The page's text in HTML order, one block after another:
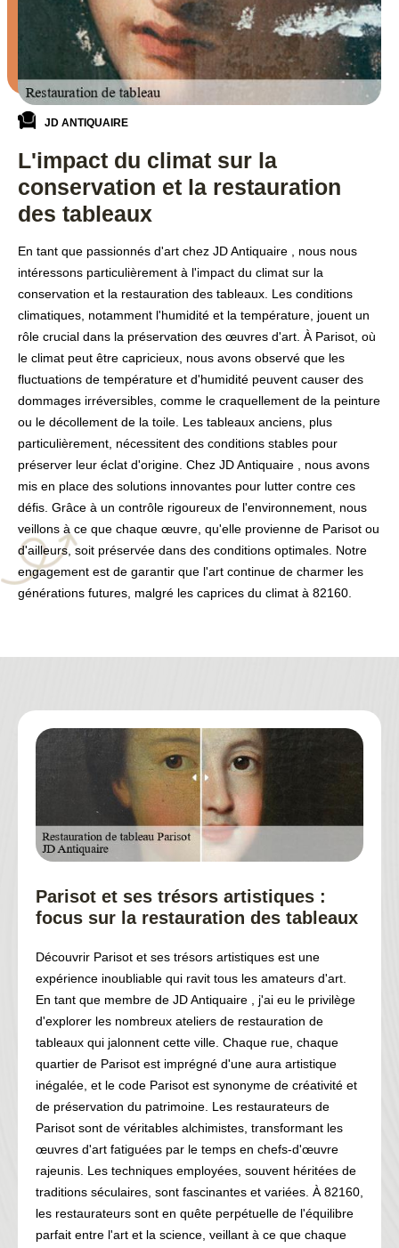
JD ANTIQUAIRE
L'impact du climat sur la
conservation et la restauration
des tableaux
En tant que passionnés d'art chez JD Antiquaire , nous nous
intéressons particulièrement à l'impact du climat sur la
conservation et la restauration des tableaux. Les conditions
climatiques, notamment l'humidité et la température, jouent un
rôle crucial dans la préservation des œuvres d'art. À Parisot, où
le climat peut être capricieux, nous avons observé que les
fluctuations de température et d'humidité peuvent causer des
dommages irréversibles, comme le craquellement de la peinture
ou le décollement de la toile. Les tableaux anciens, plus
particulièrement, nécessitent des conditions stables pour
préserver leur éclat d'origine. Chez JD Antiquaire , nous avons
mis en place des solutions innovantes pour lutter contre ces
défis. Grâce à un contrôle rigoureux de l'environnement, nous
veillons à ce que chaque œuvre, qu'elle provienne de Parisot ou
d'ailleurs, soit préservée dans des conditions optimales. Notre
engagement est de garantir que l'art continue de charmer les
générations futures, malgré les caprices du climat à 82160.
Parisot et ses trésors artistiques :
focus sur la restauration des tableaux
Découvrir Parisot et ses trésors artistiques est une
expérience inoubliable qui ravit tous les amateurs d'art.
En tant que membre de JD Antiquaire , j'ai eu le privilège
d'explorer les nombreux ateliers de restauration de
tableaux qui jalonnent cette ville. Chaque rue, chaque
quartier de Parisot est imprégné d'une aura artistique
inégalée, et le code Parisot est synonyme de créativité et
de préservation du patrimoine. Les restaurateurs de
Parisot sont de véritables alchimistes, transformant les
œuvres d'art fatiguées par le temps en chefs-d'œuvre
rajeunis. Les techniques employées, souvent héritées de
traditions séculaires, sont fascinantes et variées. À 82160,
les restaurateurs sont en quête perpétuelle de l'équilibre
parfait entre l'art et la science, veillant à ce que chaque